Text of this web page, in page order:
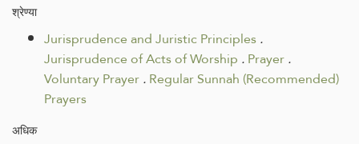
श्रेण्या
Jurisprudence and Juristic Principles.
Jurisprudence of Acts of Worship .Prayer.
Voluntary Prayer.Regular Sunnah (Recommended)
Prayers
अधिक